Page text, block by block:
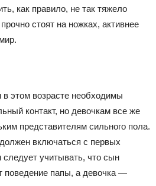
как правило, не так тяжело
стоят на ножках, активнее
этом возрасте необходимы
контакт, но девочкам все же
представителям сильного пола.
включаться с первых
учитывать, что сын
поведение папы, а девочка —